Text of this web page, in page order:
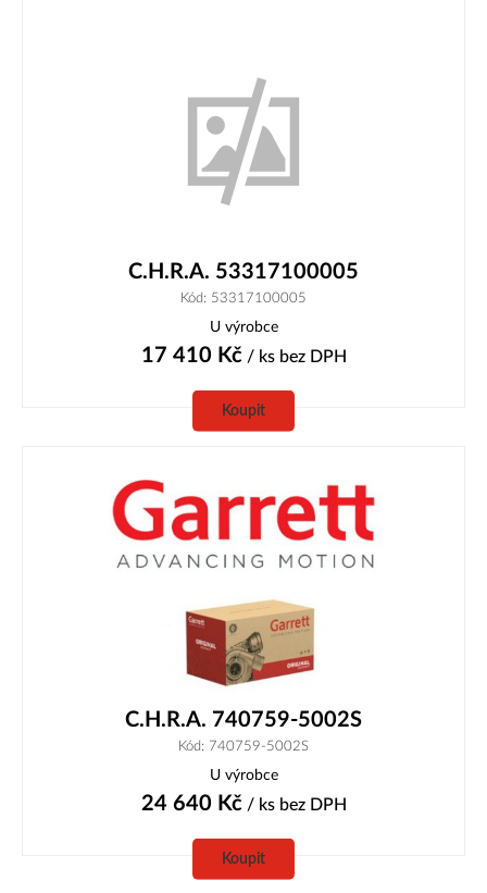
C.H.R.A. 53317100005
Kód: 53317100005
U výrobce
17 410 Kč/ ks bez DPH
Koupit
C.H.R.A. 740759-5002S
Kód: 740759-5002S
U výrobce
24 640 Kč/ ks bez DPH
Koupit